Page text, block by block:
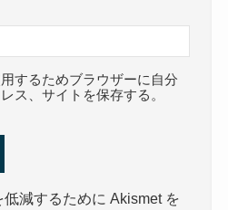
するためブラウザーに自分
ス、サイトを保存する。
減するために Akismet を